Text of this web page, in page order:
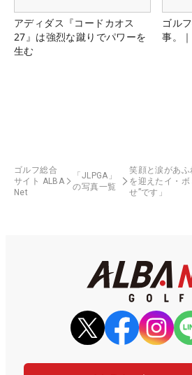
アディダス『コードカオス
27』は強烈な蹴りでパワーを
生む
ゴル
事。
ゴルフ総合
サイト ALBA
Net
「JLPGA」
の写真一覧
笑顔と涙があ
を迎えたイ・
せ”です」